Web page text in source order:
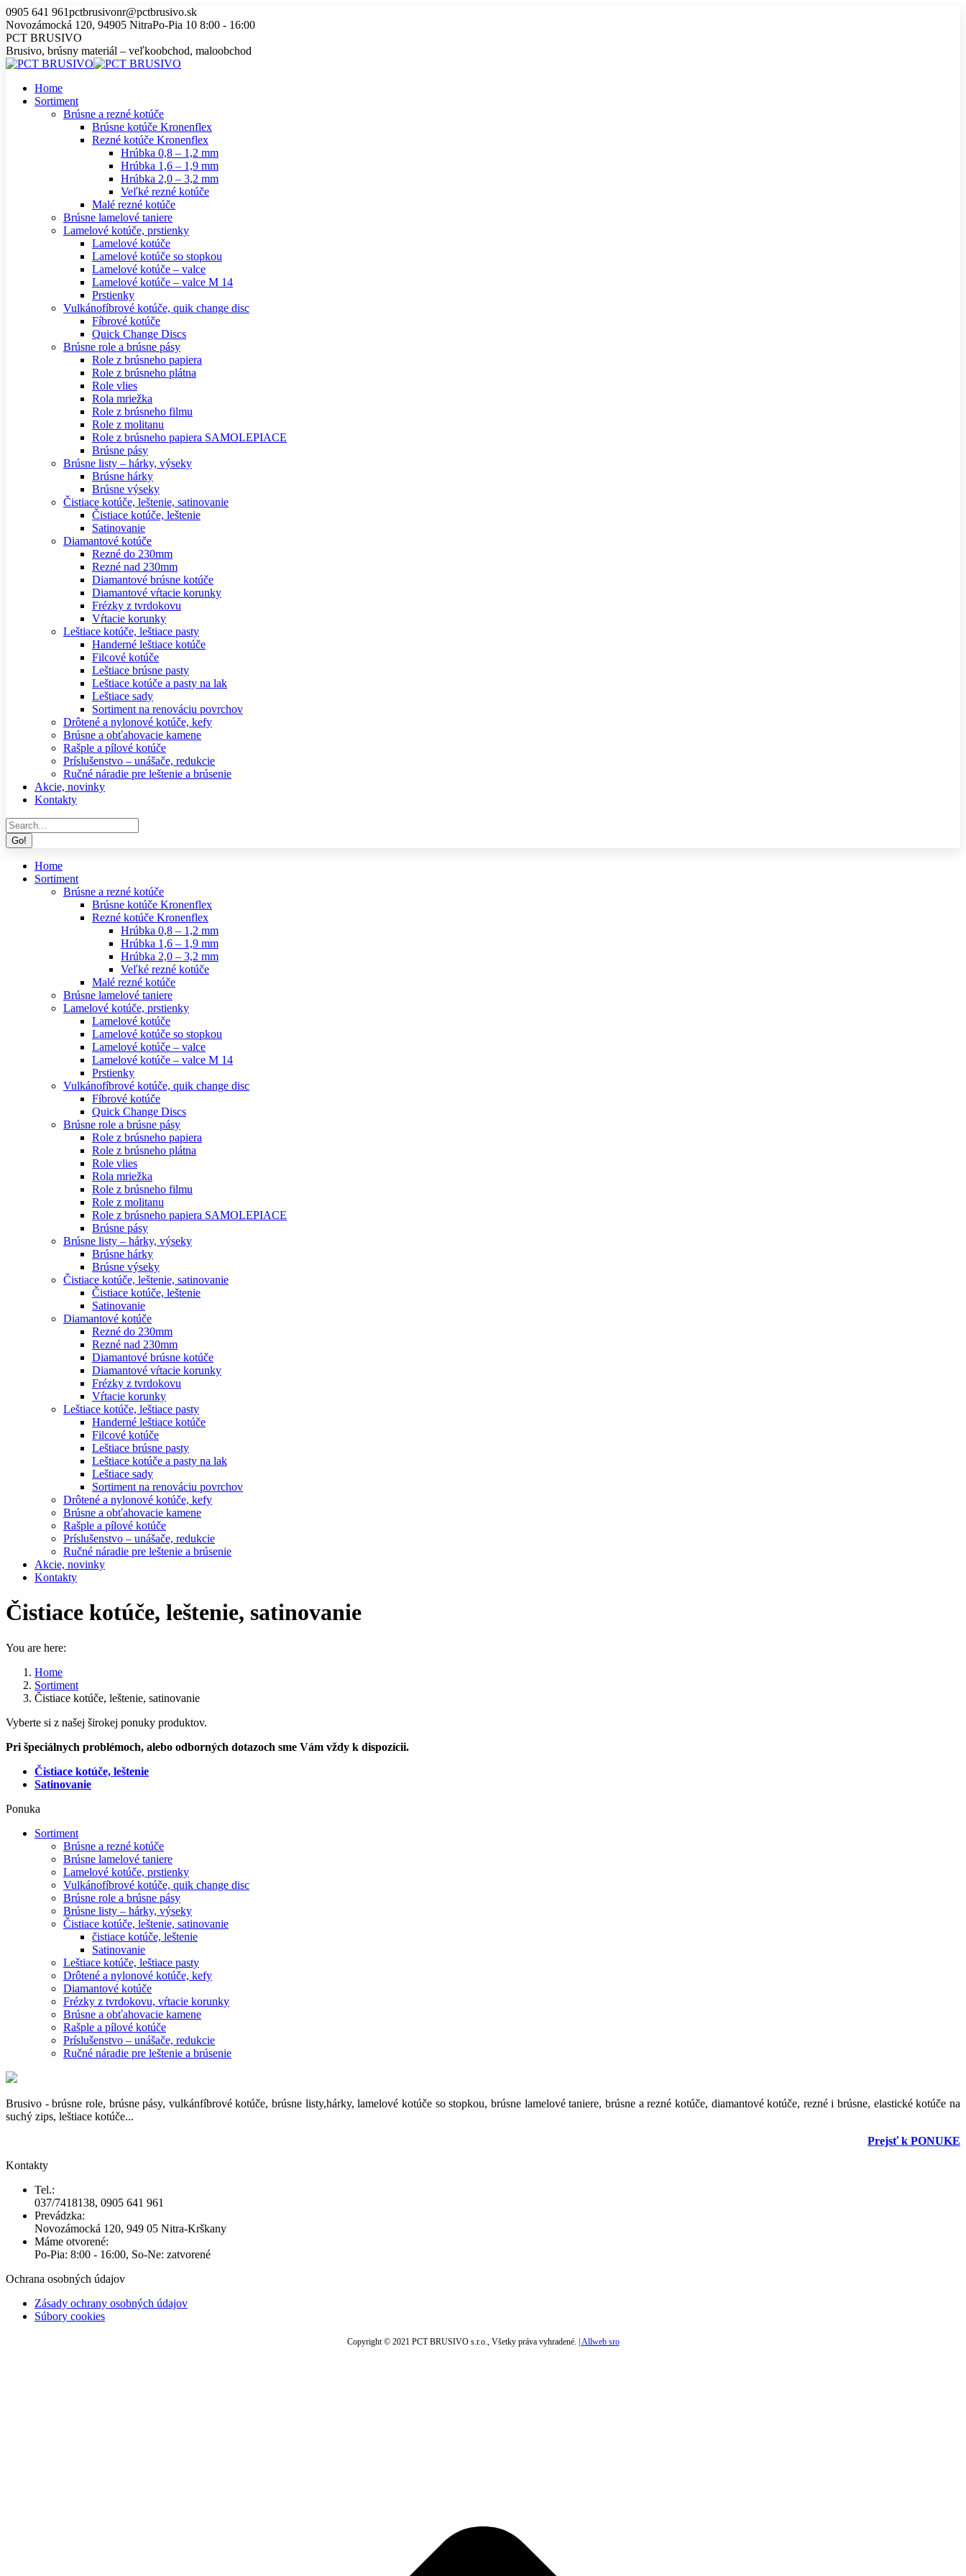
Skip
to
content
0905 641 961pctbrusivonr@pctbrusivo.sk
Novozámocká 120, 94905 NitraPo-Pia 10 8:00 - 16:00
PCT BRUSIVO
Brusivo, brúsny materiál – veľkoobchod, maloobchod
Home
Sortiment
Brúsne a rezné kotúče
Brúsne kotúče Kronenflex
Rezné kotúče Kronenflex
Hrúbka 0,8 – 1,2 mm
Hrúbka 1,6 – 1,9 mm
Hrúbka 2,0 – 3,2 mm
Veľké rezné kotúče
Malé rezné kotúče
Brúsne lamelové taniere
Lamelové kotúče, prstienky
Lamelové kotúče
Lamelové kotúče so stopkou
Lamelové kotúče – valce
Lamelové kotúče – valce M 14
Prstienky
Vulkánofíbrové kotúče, quik change disc
Fíbrové kotúče
Quick Change Discs
Brúsne role a brúsne pásy
Role z brúsneho papiera
Role z brúsneho plátna
Role vlies
Rola mriežka
Role z brúsneho filmu
Role z molitanu
Role z brúsneho papiera SAMOLEPIACE
Brúsne pásy
Brúsne listy – hárky, výseky
Brúsne hárky
Brúsne výseky
Čistiace kotúče, leštenie, satinovanie
Čistiace kotúče, leštenie
Satinovanie
Diamantové kotúče
Rezné do 230mm
Rezné nad 230mm
Diamantové brúsne kotúče
Diamantové vŕtacie korunky
Frézky z tvrdokovu
Vŕtacie korunky
Leštiace kotúče, leštiace pasty
Handerné leštiace kotúče
Filcové kotúče
Leštiace brúsne pasty
Leštiace kotúče a pasty na lak
Leštiace sady
Sortiment na renováciu povrchov
Drôtené a nylonové kotúče, kefy
Brúsne a obťahovacie kamene
Rašple a pílové kotúče
Príslušenstvo – unášače, redukcie
Ručné náradie pre leštenie a brúsenie
Akcie, novinky
Kontakty
Search:
Home
Sortiment
Brúsne a rezné kotúče
Brúsne kotúče Kronenflex
Rezné kotúče Kronenflex
Hrúbka 0,8 – 1,2 mm
Hrúbka 1,6 – 1,9 mm
Hrúbka 2,0 – 3,2 mm
Veľké rezné kotúče
Malé rezné kotúče
Brúsne lamelové taniere
Lamelové kotúče, prstienky
Lamelové kotúče
Lamelové kotúče so stopkou
Lamelové kotúče – valce
Lamelové kotúče – valce M 14
Prstienky
Vulkánofíbrové kotúče, quik change disc
Fíbrové kotúče
Quick Change Discs
Brúsne role a brúsne pásy
Role z brúsneho papiera
Role z brúsneho plátna
Role vlies
Rola mriežka
Role z brúsneho filmu
Role z molitanu
Role z brúsneho papiera SAMOLEPIACE
Brúsne pásy
Brúsne listy – hárky, výseky
Brúsne hárky
Brúsne výseky
Čistiace kotúče, leštenie, satinovanie
Čistiace kotúče, leštenie
Satinovanie
Diamantové kotúče
Rezné do 230mm
Rezné nad 230mm
Diamantové brúsne kotúče
Diamantové vŕtacie korunky
Frézky z tvrdokovu
Vŕtacie korunky
Leštiace kotúče, leštiace pasty
Handerné leštiace kotúče
Filcové kotúče
Leštiace brúsne pasty
Leštiace kotúče a pasty na lak
Leštiace sady
Sortiment na renováciu povrchov
Drôtené a nylonové kotúče, kefy
Brúsne a obťahovacie kamene
Rašple a pílové kotúče
Príslušenstvo – unášače, redukcie
Ručné náradie pre leštenie a brúsenie
Akcie, novinky
Kontakty
Čistiace kotúče, leštenie, satinovanie
You are here:
Home
Sortiment
Čistiace kotúče, leštenie, satinovanie
Vyberte si z našej širokej ponuky produktov.
Pri špeciálnych problémoch, alebo odborných dotazoch sme Vám vždy k dispozícii.
Čistiace kotúče, leštenie
Satinovanie
Ponuka
Sortiment
Brúsne a rezné kotúče
Brúsne lamelové taniere
Lamelové kotúče, prstienky
Vulkánofíbrové kotúče, quik change disc
Brúsne role a brúsne pásy
Brúsne listy – hárky, výseky
Čistiace kotúče, leštenie, satinovanie
čistiace kotúče, leštenie
Satinovanie
Leštiace kotúče, leštiace pasty
Drôtené a nylonové kotúče, kefy
Diamantové kotúče
Frézky z tvrdokovu, vŕtacie korunky
Brúsne a obťahovacie kamene
Rašple a pílové kotúče
Príslušenstvo – unášače, redukcie
Ručné náradie pre leštenie a brúsenie
Brusivo - brúsne role, brúsne pásy, vulkánfíbrové kotúče, brúsne listy,hárky, lamelové kotúče so stopkou, brúsne lamelové taniere, brúsne a rezné kotúče, diamantové kotúče, rezné i brúsne, elastické kotúče na
suchý zips, leštiace kotúče...
Prejsť k PONUKE
Kontakty
Tel.:
037/7418138, 0905 641 961
Prevádzka:
Novozámocká 120, 949 05 Nitra-Krškany
Máme otvorené:
Po-Pia: 8:00 - 16:00, So-Ne: zatvorené
Ochrana osobných údajov
Zásady ochrany osobných údajov
Súbory cookies
Copyright © 2021 PCT BRUSIVO s.r.o., Všetky práva vyhradené. |Allweb sro